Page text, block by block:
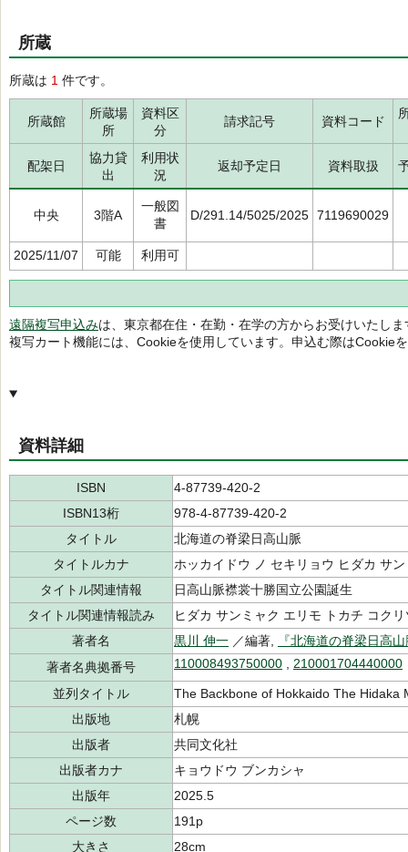
所蔵
所蔵は 1 件です。
所蔵館
所蔵場
所
資料区
分
請求記号 資料コード
配架日
協力貸
出
利用状
況
返却予定日 資料取扱
中央 3階A
一般図
書
D/291.14/5025/2025 7119690029
2025/11/07 可能 利用可
遠隔複写申込みは、東京都在住・在勤・在学の方からお受けいたしま
複写カート機能には、Cookieを使用しています。申込む際はCookie
資料詳細
ISBN
4-87739-420-2
ISBN13桁
978-4-87739-420-2
タイトル
北海道の脊梁日高山脈
タイトルカナ
ホッカイドウ ノ セキリョウ ヒダカ サ
タイトル関連情報
日高山脈襟裳十勝国立公園誕生
タイトル関連情報読み
ヒダカ サンミャク エリモ トカチ コク
著者名
黒川 伸一 ／編著,
『北海道の脊梁日高
著者名典拠番号
110008493750000 210001704440000
並列タイトル
The Backbone of Hokkaido The Hidaka
出版地
札幌
出版者
共同文化社
出版者カナ
キョウドウ ブンカシャ
出版年
2025.5
ページ数
191p
大きさ
28cm